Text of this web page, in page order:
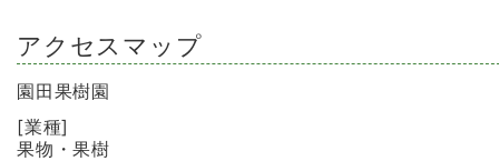
アクセスマップ
園田果樹園
[業種]
果物・果樹